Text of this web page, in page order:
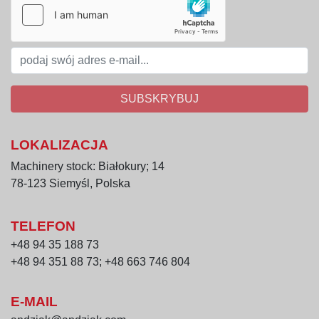
podajniki wibracyjne Cox and Plant Products
Ltd. – płynny transport materiału
Wymiary gabarytowe:
Szerokość całkowita: 2 250 mm
Głębokość całkowita: 2 830 mm
Dane techniczne zbiornika:
Komory: 2
Wymiary wewnętrzne komory: 1 800 × 940 ×
Ściany komór
mm
Wysypy dolne: regulowane zasuwy, wymiary
SUBSKRYBUJ
LOKALIZACJA
Machinery stock: Białokury; 14
78-123 Siemyśl, Polska
TELEFON
+48 94 35 188 73
+48 94 351 88 73; +48 663 746 804
E-MAIL